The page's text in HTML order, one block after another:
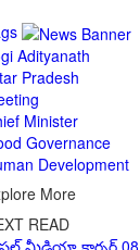
Adityanath
Pradesh
Minister
Governance
Development
More
READ